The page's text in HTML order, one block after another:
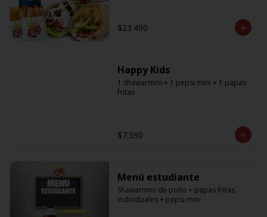
acumulable con otras promociones)
(cada agregado adicional
agregar la cantidad exacta igual a la
cantidad de shawarmas de la
promoción)
$23.490
Happy Kids
1 shawarmini + 1 pepsi mini + 1 papas
fritas
$7.590
Menú estudiante
Shawarmini de pollo + papas fritas
individuales + pepsi mini